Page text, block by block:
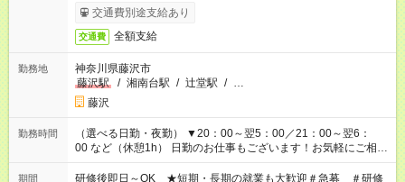
交通費別途支給あり
交通費 全額支給
勤務地
神奈川県藤沢市
藤沢駅
/ 湘南台駅 / 辻堂駅 / …
藤沢
勤務時間
（選べる日勤・夜勤） ▼20：00～翌5：00／21：00～翌6：
00 など（休憩1h） 日勤のお仕事もございます！お気軽にご相談
ください！
期間
研修後即日～OK ★短期・長期の就業も大歓迎＃急募 ＃研修